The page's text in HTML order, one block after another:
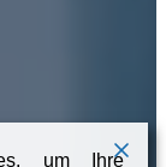
um Ihre